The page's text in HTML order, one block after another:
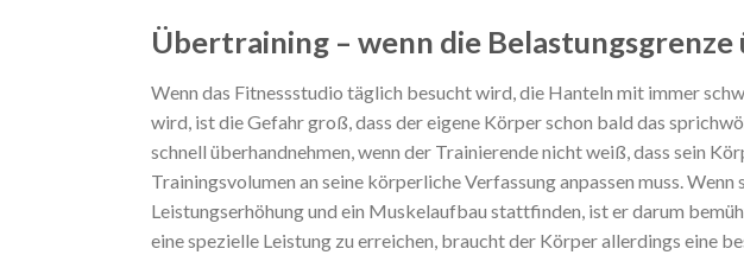
Übertraining – wenn die
Wenn das Fitnessstudio täglich besucht wird, die Hanteln mit immer
wird, ist die Gefahr groß, dass der eigene Körper schon bald das
schnell überhandnehmen, wenn der Trainierende nicht weiß, dass sein
Trainingsvolumen an seine körperliche Verfassung anpassen muss.
Leistungserhöhung und ein Muskelaufbau stattfinden, ist er darum
eine spezielle Leistung zu erreichen, braucht der Körper allerdings eine